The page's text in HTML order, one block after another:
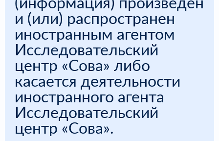
(информация) произведен
и (или) распространен
иностранным агентом
Исследовательский
центр «Сова» либо
касается деятельности
иностранного агента
Исследовательский
центр «Сова».